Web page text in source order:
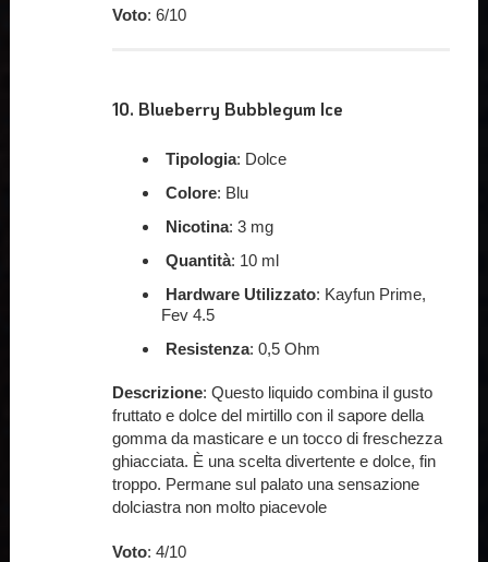
Voto: 6/10
10. Blueberry Bubblegum Ice
Tipologia: Dolce
Colore: Blu
Nicotina: 3 mg
Quantità: 10 ml
Hardware Utilizzato: Kayfun Prime,
Fev 4.5
Resistenza: 0,5 Ohm
Descrizione: Questo liquido combina il gusto
fruttato e dolce del mirtillo con il sapore della
gomma da masticare e un tocco di freschezza
ghiacciata. È una scelta divertente e dolce, fin
troppo. Permane sul palato una sensazione
dolciastra non molto piacevole
Voto: 4/10